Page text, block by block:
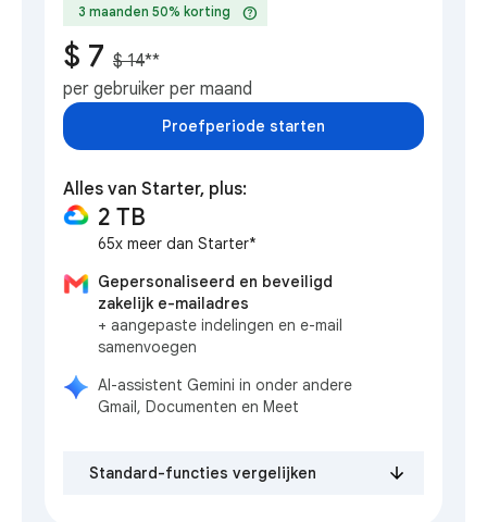
3 maanden 50% korting help
$ 7 $ 14**
per gebruiker per maand
Proefperiode starten
Alles van Starter, plus:
2 TB
65x meer dan Starter*
Gepersonaliseerd en beveiligd
zakelijk e-mailadres
+ aangepaste indelingen en e-mail
samenvoegen
AI-assistent Gemini in onder andere
Gmail, Documenten en Meet
Standard-functies vergelijken